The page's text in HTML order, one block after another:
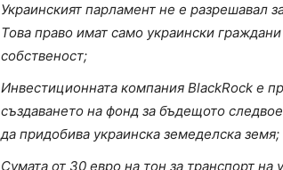
Украинският парламент не е разрешавал
Това право имат само украински
собственост;
Инвестиционната компания BlackRock е
създаването на фонд за бъдещото
да придобива украинска земеделска земя;
Сумата от 30 евро на тон за транспорт на